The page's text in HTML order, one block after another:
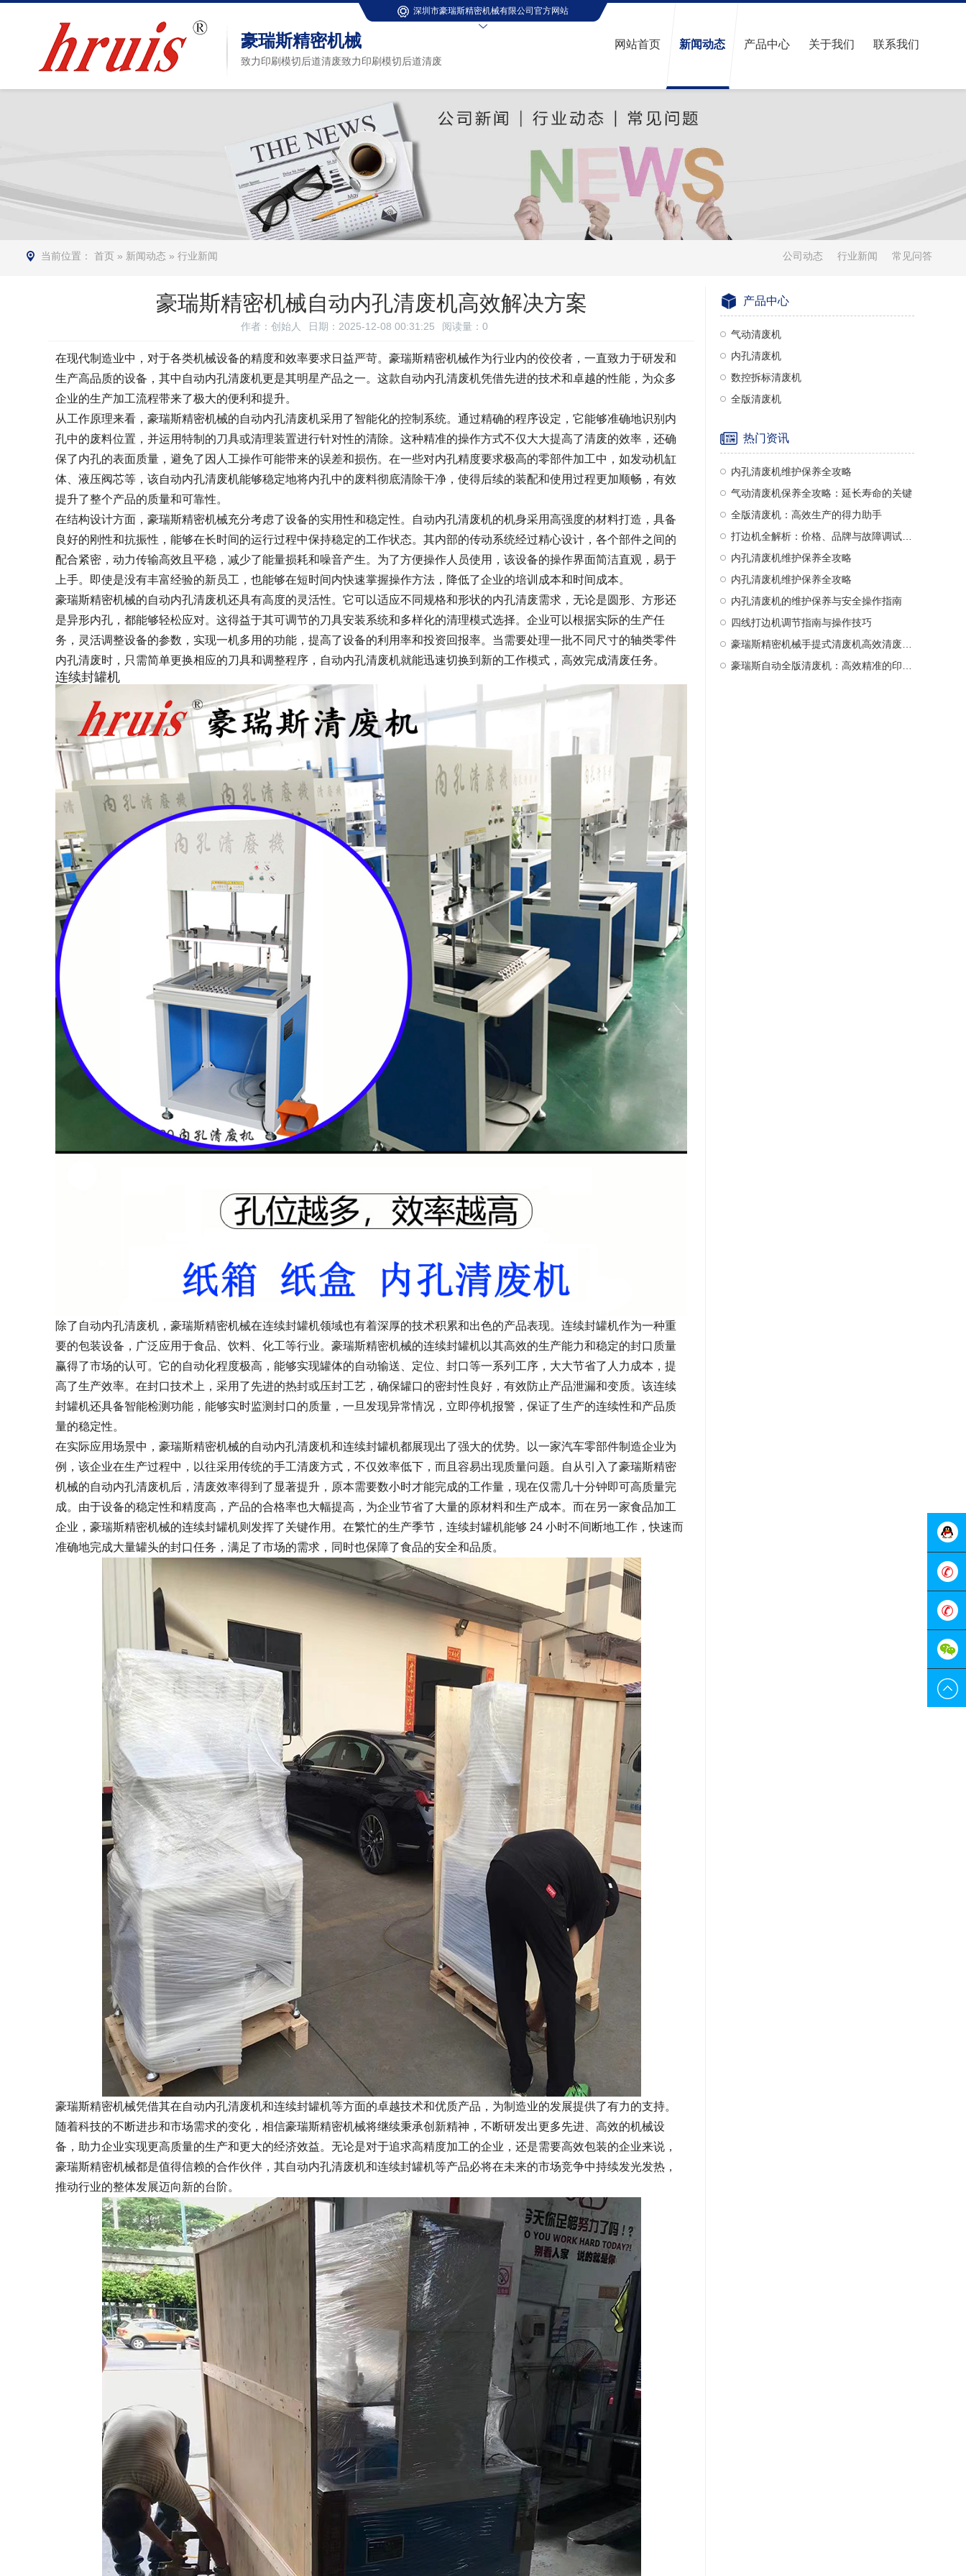
豪瑞斯精密机械
致力印刷模切后道清废致力印刷模切后道清废
深圳市豪瑞斯精密机械有限公司官方网站
网站首页 新闻动态 产品中心 关于我们 联系我们
当前位置： 首页 » 新闻动态 » 行业新闻 公司动态 行业新闻 常见问答
豪瑞斯精密机械自动内孔清废机高效解决方案
作者：创始人 日期：2025-12-08 00:31:25 阅读量： 0
在现代制造业中，对于各类机械设备的精度和效率要求日益严苛。豪瑞斯精密机械作为行业内的佼佼者，一直致力于研发和
生产高品质的设备，其中自动内孔清废机更是其明星产品之一。这款自动内孔清废机凭借先进的技术和卓越的性能，为众多
企业的生产加工流程带来了极大的便利和提升。
从工作原理来看，豪瑞斯精密机械的自动内孔清废机采用了智能化的控制系统。通过精确的程序设定，它能够准确地识别内
孔中的废料位置，并运用特制的刀具或清理装置进行针对性的清除。这种精准的操作方式不仅大大提高了清废的效率，还确
保了内孔的表面质量，避免了因人工操作可能带来的误差和损伤。在一些对内孔精度要求极高的零部件加工中，如发动机缸
体、液压阀芯等，该自动内孔清废机能够稳定地将内孔中的废料彻底清除干净，使得后续的装配和使用过程更加顺畅，有效
提升了整个产品的质量和可靠性。
在结构设计方面，豪瑞斯精密机械充分考虑了设备的实用性和稳定性。自动内孔清废机的机身采用高强度的材料打造，具备
良好的刚性和抗振性，能够在长时间的运行过程中保持稳定的工作状态。其内部的传动系统经过精心设计，各个部件之间的
配合紧密，动力传输高效且平稳，减少了能量损耗和噪音产生。为了方便操作人员使用，该设备的操作界面简洁直观，易于
上手。即使是没有丰富经验的新员工，也能够在短时间内快速掌握操作方法，降低了企业的培训成本和时间成本。
豪瑞斯精密机械的自动内孔清废机还具有高度的灵活性。它可以适应不同规格和形状的内孔清废需求，无论是圆形、方形还
是异形内孔，都能够轻松应对。这得益于其可调节的刀具安装系统和多样化的清理模式选择。企业可以根据实际的生产任
务，灵活调整设备的参数，实现一机多用的功能，提高了设备的利用率和投资回报率。当需要处理一批不同尺寸的轴类零件
内孔清废时，只需简单更换相应的刀具和调整程序，自动内孔清废机就能迅速切换到新的工作模式，高效完成清废任务。
连续封罐机
除了自动内孔清废机，豪瑞斯精密机械在连续封罐机领域也有着深厚的技术积累和出色的产品表现。连续封罐机作为一种重
要的包装设备，广泛应用于食品、饮料、化工等行业。豪瑞斯精密机械的连续封罐机以其高效的生产能力和稳定的封口质量
赢得了市场的认可。它的自动化程度极高，能够实现罐体的自动输送、定位、封口等一系列工序，大大节省了人力成本，提
高了生产效率。在封口技术上，采用了先进的热封或压封工艺，确保罐口的密封性良好，有效防止产品泄漏和变质。该连续
封罐机还具备智能检测功能，能够实时监测封口的质量，一旦发现异常情况，立即停机报警，保证了生产的连续性和产品质
量的稳定性。
在实际应用场景中，豪瑞斯精密机械的自动内孔清废机和连续封罐机都展现出了强大的优势。以一家汽车零部件制造企业为
例，该企业在生产过程中，以往采用传统的手工清废方式，不仅效率低下，而且容易出现质量问题。自从引入了豪瑞斯精密
机械的自动内孔清废机后，清废效率得到了显著提升，原本需要数小时才能完成的工作量，现在仅需几十分钟即可高质量完
成。由于设备的稳定性和精度高，产品的合格率也大幅提高，为企业节省了大量的原材料和生产成本。而在另一家食品加工
企业，豪瑞斯精密机械的连续封罐机则发挥了关键作用。在繁忙的生产季节，连续封罐机能够 24 小时不间断地工作，快速而
准确地完成大量罐头的封口任务，满足了市场的需求，同时也保障了食品的安全和品质。
豪瑞斯精密机械凭借其在自动内孔清废机和连续封罐机等方面的卓越技术和优质产品，为制造业的发展提供了有力的支持。
随着科技的不断进步和市场需求的变化，相信豪瑞斯精密机械将继续秉承创新精神，不断研发出更多先进、高效的机械设
备，助力企业实现更高质量的生产和更大的经济效益。无论是对于追求高精度加工的企业，还是需要高效包装的企业来说，
豪瑞斯精密机械都是值得信赖的合作伙伴，其自动内孔清废机和连续封罐机等产品必将在未来的市场竞争中持续发光发热，
推动行业的整体发展迈向新的台阶。
产品中心
气动清废机
内孔清废机
数控拆标清废机
全版清废机
热门资讯
内孔清废机维护保养全攻略
气动清废机保养全攻略：延长寿命的关键
全版清废机：高效生产的得力助手
内孔清废机维护保养全攻略
内孔清废机维护保养全攻略
内孔清废机的维护保养与安全操作指南
四线打边机调节指南与操作技巧
在线客
0755-